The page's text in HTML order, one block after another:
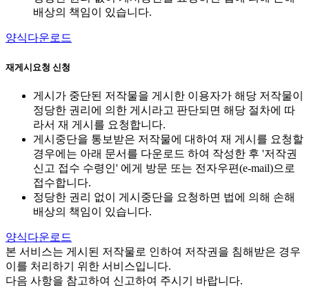
배상의 책임이 있습니다.
양식다운로드
재게시요청 신청
게시가 중단된 저작물을 게시한 이용자가 해당 저작물이
정당한 권리에 의한 게시라고 판단되면 해당 절차에 따
라서 재 게시를 요청합니다.
게시중단을 통보받은 저작물에 대하여 재 게시를 요청할
경우에는 아래 문서를 다운로드 하여 작성한 후 '저작권
신고 접수 수령인' 에게 방문 또는 전자우편(e-mail)으로
접수합니다.
정당한 권리 없이 게시중단을 요청하면 법에 의해 손해
배상의 책임이 있습니다.
양식다운로드
본 서비스는 게시된 저작물로 인하여 저작권을 침해받은 경우
이를 처리하기 위한 서비스입니다.
다음 사항을 참고하여 신고하여 주시기 바랍니다.